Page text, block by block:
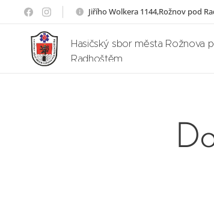
Jiřího Wolkera 1144,Rožnov pod
Hasičský sbor města Rožnova
Radhoštěm